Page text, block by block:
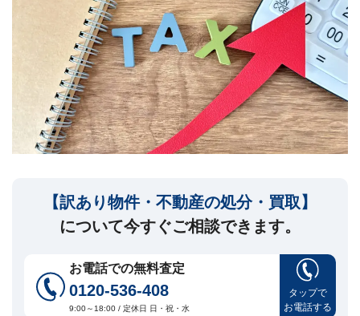
セ
ー
ジ
訳
あ
り
買
売
に
つ
い
て ▾
【訳あり物件・不動産の処分・買取】
について今すぐご相談できます。
お電話での無料査定
0120-536-408
9:00～18:00 / 定休日 日・祝・水
タップで
お電話する